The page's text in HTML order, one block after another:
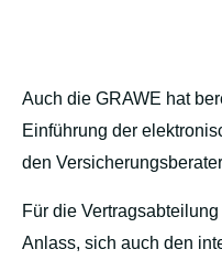
Auch die GRAWE hat
Einführung der
den
Für die
Anlass, sich auch den